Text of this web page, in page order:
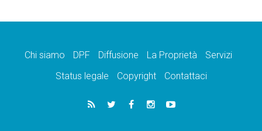
Chi siamo DPF Diffusione La Proprietà
Servizi
Status legale
Copyright Contattaci